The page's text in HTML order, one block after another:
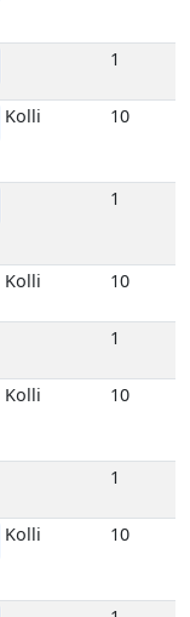
1
Kolli 10
1
1
Kolli 10
1
Kolli 10